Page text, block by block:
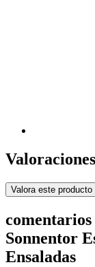
Valora este producto
Sonnentor
Ensaladas